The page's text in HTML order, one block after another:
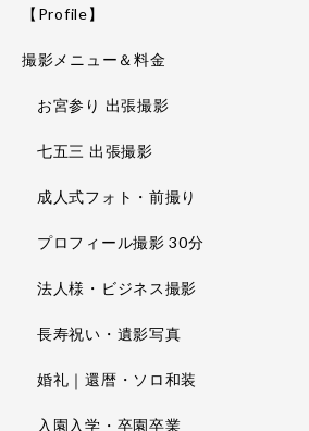
【Profile】
撮影メニュー＆料金
お宮参り 出張撮影
七五三 出張撮影
成人式フォト・前撮り
プロフィール撮影 30分
法人様・ビジネス撮影
長寿祝い・遺影写真
婚礼｜還暦・ソロ和装
入園入学・卒園卒業